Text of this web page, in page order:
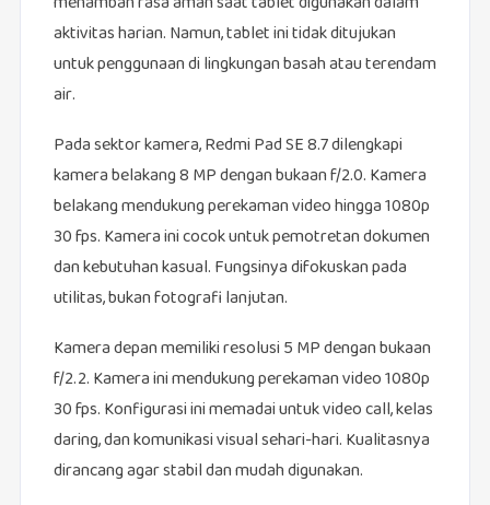
aktivitas harian. Namun, tablet ini tidak ditujukan
untuk penggunaan di lingkungan basah atau terendam
air.
Pada sektor kamera, Redmi Pad SE 8.7 dilengkapi
kamera belakang 8 MP dengan bukaan f/2.0. Kamera
belakang mendukung perekaman video hingga 1080p
30 fps. Kamera ini cocok untuk pemotretan dokumen
dan kebutuhan kasual. Fungsinya difokuskan pada
utilitas, bukan fotografi lanjutan.
Kamera depan memiliki resolusi 5 MP dengan bukaan
f/2.2. Kamera ini mendukung perekaman video 1080p
30 fps. Konfigurasi ini memadai untuk video call, kelas
daring, dan komunikasi visual sehari-hari. Kualitasnya
dirancang agar stabil dan mudah digunakan.